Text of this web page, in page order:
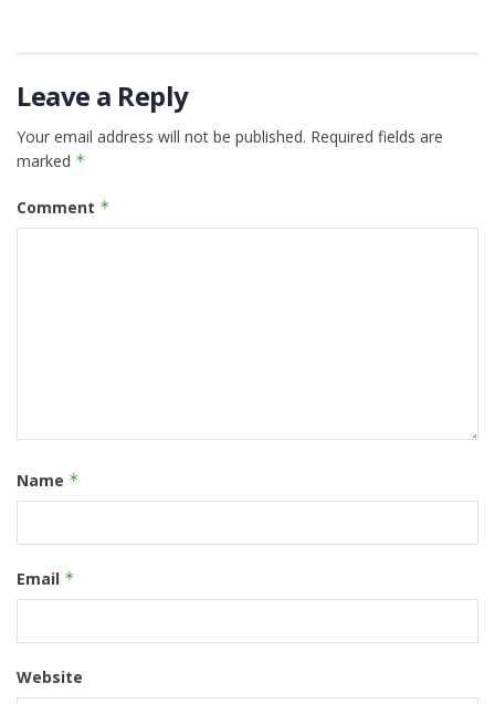
Leave a Reply
Your email address will not be published. Required fields are
marked *
Comment *
Name *
Email *
Website